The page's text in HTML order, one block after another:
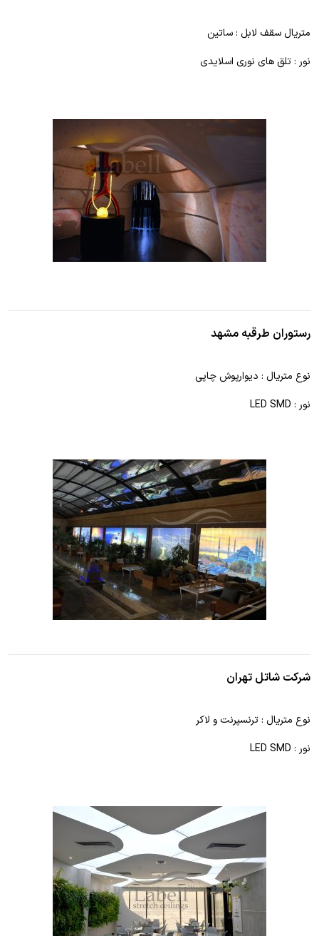
متریال سقف لابل : ساتین
نور : تلق های نوری اسلایدی
رستوران طرقبه مشهد
نوع متریال : دیوارپوش چاپی
نور : LED SMD
شرکت شاتل تهران
نوع متریال : ترنسپرنت و لاکر
نور : LED SMD